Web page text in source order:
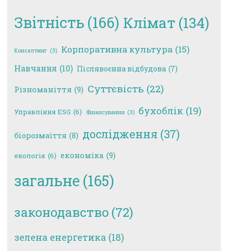
Звітність (166) Клімат (134)
Консалтинг (3) Корпоративна культура (15)
Навчання (10) Післявоєнна відбудова (7)
Різноманіття (9) Суттєвість (22)
Управління ESG (6) Фінансування (3) бухоблік (19)
біорозмаїття (8) дослідження (37)
екологія (6) економіка (9)
загальне (165)
законодавство (72)
зелена енергетика (18)